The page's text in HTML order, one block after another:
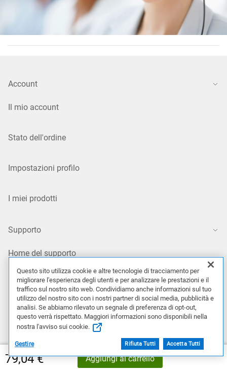
79,04 € Aggiungi al carrello
Account
Il mio account
Stato dell'ordine
Impostazioni profilo
I miei prodotti
Supporto
Home del supporto
Contatta il supporto tecnico
Resi/Diritto di recesso
Seguici
Questo sito utilizza cookie e altre tecnologie di tracciamento per
migliorare l'esperienza degli utenti e per analizzare le prestazioni e il
traffico sul nostro sito web. Condividiamo anche informazioni sul tuo
utilizzo del nostro sito con i nostri partner di social media, pubblicità e
analisi. Se abbiamo rilevato un segnale di preferenza di opt-out,
questo verrà rispettato. Maggiori informazioni sono disponibili nella
nostra l'avviso sui cookie.
Gestire Rifiuta Tutti Accetta Tutti